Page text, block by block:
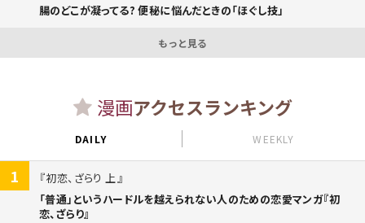
腸のどこが凝ってる? 便秘に悩んだときの「ほぐし技」
もっと見る
漫画アクセスランキング
DAILY WEEKLY
1
初恋、ざらり 上
「普通」というハードルを越えられない人のための恋愛マンガ『初
恋、ざらり』